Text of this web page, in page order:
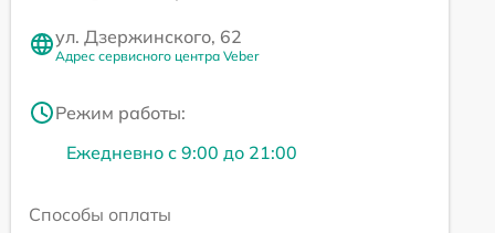
ул. Дзержинского, 62
Адрес сервисного центра Veber
Режим работы:
Ежедневно с 9:00 до 21:00
Способы оплаты